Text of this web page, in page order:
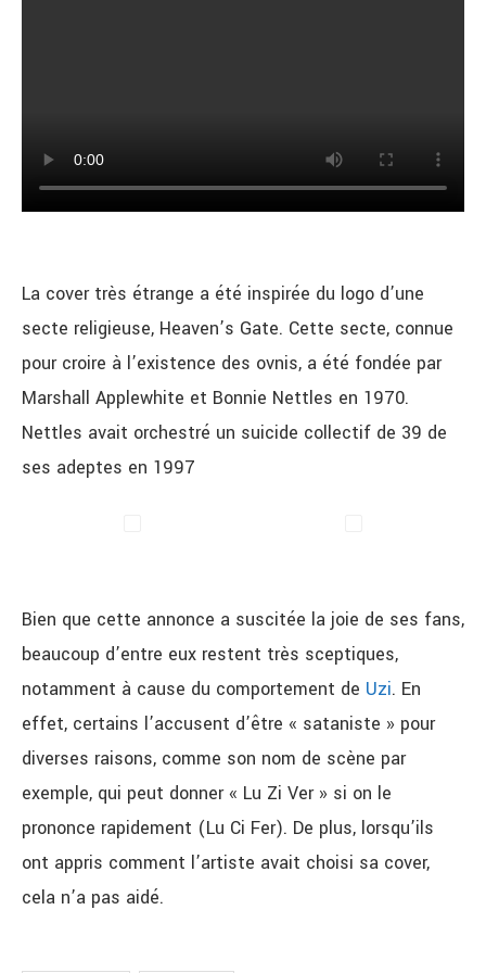
La cover très étrange a été inspirée du logo d’une
secte religieuse, Heaven’s Gate. Cette secte, connue
pour croire à l’existence des ovnis, a été fondée par
Marshall Applewhite et Bonnie Nettles en 1970.
Nettles avait orchestré un suicide collectif de 39 de
ses adeptes en 1997
Bien que cette annonce a suscitée la joie de ses fans,
beaucoup d’entre eux restent très sceptiques,
notamment à cause du comportement de Uzi. En
effet, certains l’accusent d’être « sataniste » pour
diverses raisons, comme son nom de scène par
exemple, qui peut donner « Lu Zi Ver » si on le
prononce rapidement (Lu Ci Fer). De plus, lorsqu’ils
ont appris comment l’artiste avait choisi sa cover,
cela n’a pas aidé.